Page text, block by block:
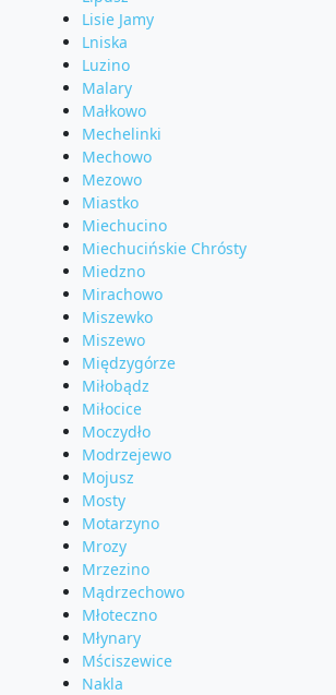
Lisie Jamy
Lniska
Luzino
Malary
Małkowo
Mechelinki
Mechowo
Mezowo
Miastko
Miechucino
Miechucińskie Chrósty
Miedzno
Mirachowo
Miszewko
Miszewo
Międzygórze
Miłobądz
Miłocice
Moczydło
Modrzejewo
Mojusz
Mosty
Motarzyno
Mrozy
Mrzezino
Mądrzechowo
Młoteczno
Młynary
Mściszewice
Nakla